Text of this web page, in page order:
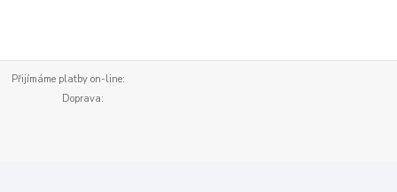
Přijímáme platby on-line:
Doprava: